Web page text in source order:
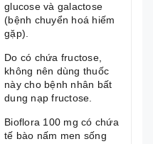
glucose và galactose
(bệnh chuyển hoá hiếm
gặp).
Do có chứa fructose,
không nên dùng thuốc
này cho bệnh nhân bất
dung nạp fructose.
Bioflora 100 mg có chứa
tế bào nấm men sống